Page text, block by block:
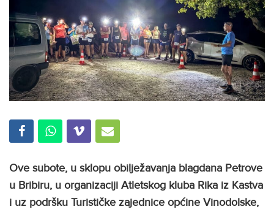
Ove subote, u sklopu obilježavanja blagdana Petrove
u Bribiru, u organizaciji Atletskog kluba Rika iz Kastva
i uz podršku Turističke zajednice općine Vinodolske,